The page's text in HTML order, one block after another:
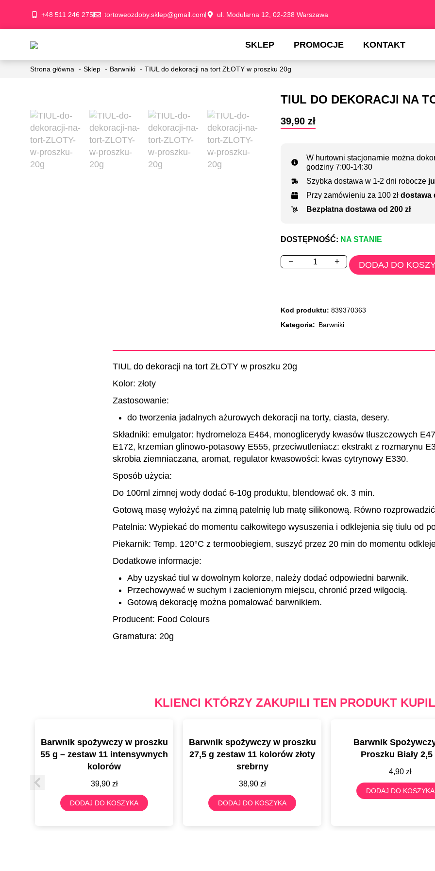
+48 511 246 275 tortoweozdoby.sklep@gmail.com ul. Modularna 12, 02-238 Warszawa
SKLEP PROMOCJE KONTAKT
Strona główna Sklep Barwniki TIUL do dekoracji na tort ZŁOTY w proszku 20g
TIUL DO DEKORACJI NA
39,90 zł
W hurtowni stacjonarnie można
godziny 7:00-14:30
Szybka dostawa w 1-2 dni robocze
Przy zamówieniu za 100 zł dostawa
Bezpłatna dostawa od 200 zł
DOSTĘPNOŚĆ: NA STANIE
− + DODAJ DO
Kod produktu: 839370363
Kategoria: Barwniki
TIUL do dekoracji na tort ZŁOTY w proszku 20g
Kolor: złoty
Zastosowanie:
do tworzenia jadalnych ażurowych dekoracji na torty, ciasta, desery.
Składniki: emulgator: hydromeloza E464, monoglicerydy kwasów tłuszczowych
E172, krzemian glinowo-potasowy E555, przeciwutleniacz: ekstrakt z rozmarynu
skrobia ziemniaczana, aromat, regulator kwasowości: kwas cytrynowy E330.
Sposób użycia:
Do 100ml zimnej wody dodać 6-10g produktu, blendować ok. 3 min.
Gotową masę wyłożyć na zimną patelnię lub matę silikonową. Równo
Patelnia: Wypiekać do momentu całkowitego wysuszenia i odklejenia się tiulu od
Piekarnik: Temp. 120°C z termoobiegiem, suszyć przez 20 min do momentu
Dodatkowe informacje:
Aby uzyskać tiul w dowolnym kolorze, należy dodać odpowiedni barwnik.
Przechowywać w suchym i zacienionym miejscu, chronić przed wilgocią.
Gotową dekorację można pomalować barwnikiem.
Producent: Food Colours
Gramatura: 20g
KLIENCI KTÓRZY ZAKUPILI TEN PRODUKT
Barwnik spożywczy w proszku
55 g – zestaw 11 intensywnych
kolorów
39,90 zł
DODAJ DO KOSZYKA
Barwnik spożywczy w proszku
27,5 g zestaw 11 kolorów złoty
srebrny
38,90 zł
DODAJ DO KOSZYKA
Barwnik
Proszku Biały 2,5
4,90 zł
DODAJ DO KOSZYKA